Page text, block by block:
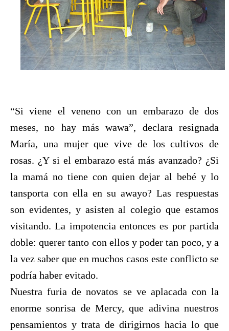
“Si viene el veneno con un embarazo de dos
meses, no hay más wawa”, declara resignada
María, una mujer que vive de los cultivos de
rosas. ¿Y si el embarazo está más avanzado? ¿Si
la mamá no tiene con quien dejar al bebé y lo
tansporta con ella en su awayo? Las respuestas
son evidentes, y asisten al colegio que estamos
visitando. La impotencia entonces es por partida
doble: querer tanto con ellos y poder tan poco, y a
la vez saber que en muchos casos este conflicto se
podría haber evitado.
Nuestra furia de novatos se ve aplacada con la
enorme sonrisa de Mercy, que adivina nuestros
pensamientos y trata de dirigirnos hacia lo que